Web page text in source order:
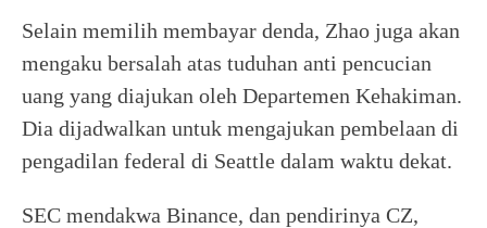
Selain memilih membayar denda, Zhao juga akan
mengaku bersalah atas tuduhan anti pencucian
uang yang diajukan oleh Departemen Kehakiman.
Dia dijadwalkan untuk mengajukan pembelaan di
pengadilan federal di Seattle dalam waktu dekat.
SEC mendakwa Binance, dan pendirinya CZ,